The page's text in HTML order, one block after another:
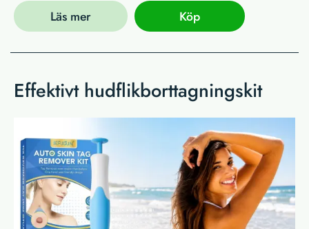
Läs mer Köp
Effektivt hudflikborttagningskit